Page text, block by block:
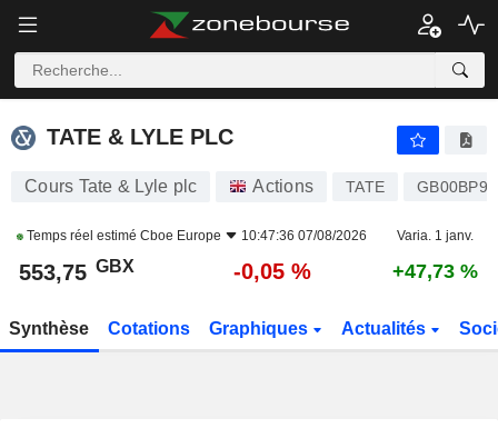
TATE & LYLE PLC
TATE & LYLE PLC
Cours Tate & Lyle plc Actions TATE
Temps réel estimé Cboe Europe 10:47:36 07/08/2026 Varia. 1 janv.
553,75 GBX -0,05 % +47,73 %
Synthèse Cotations Graphiques Actualités